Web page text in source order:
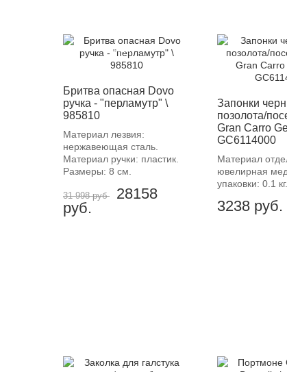
Бритва опасная Dovo
ручка - "перламутр" \
985810
Материал лезвия:
нержавеющая сталь.
Материал ручки: пластик.
Размеры: 8 см.
31 998 руб
-12%
28158
руб.
Запонки
позолота/
Gran Carro
GC6114000
Материал
ювелирная
упаковки: 0.1 кг.
3238 руб.